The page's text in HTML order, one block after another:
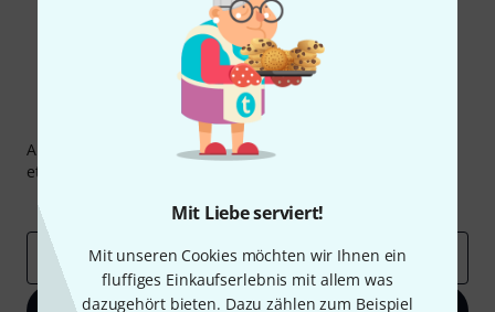
Mit Liebe serviert!
Mit unseren Cookies möchten wir Ihnen ein
fluffiges Einkaufserlebnis mit allem was
dazugehört bieten. Dazu zählen zum Beispiel
Thomann Newsletter
Abonniere den Thomann Newsletter und gewinne mit
etwas Glück einen von
Inspirierende Beiträge
Deals
E-Mail-Adresse*